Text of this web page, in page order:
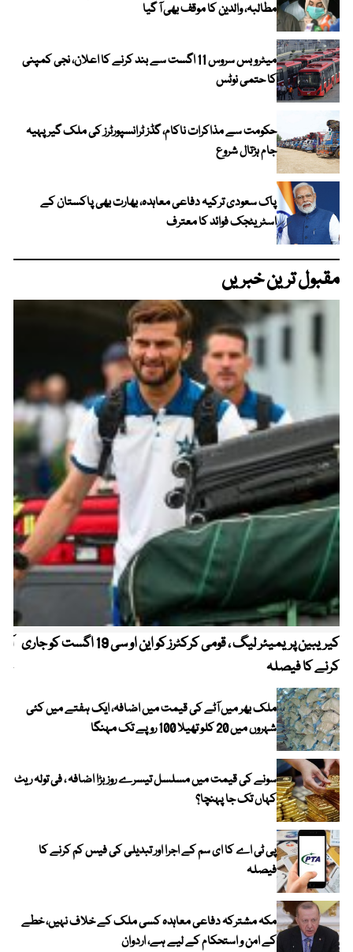
مطالبہ، والدین کا موقف بھی آ گیا
میٹرو بس سروس 11 اگست سے بند کرنے کا اعلان، نجی کمپنی
کا حتمی نوٹس
حکومت سے مذاکرات ناکام، گڈز ٹرانسپورٹرز کی ملک گیر پہیہ
جام ہڑتال شروع
پاک سعودی ترکیہ دفاعی معاہدہ، بھارت بھی پاکستان کے
اسٹریٹجک فوائد کا معترف
مقبول ترین خبریں
کیریبین پریمیئر لیگ ، قومی کرکٹرز کو این او سی 19 اگست کو جاری
کرنے کا فیصلہ
ملک بھر میں آٹے کی قیمت میں اضافہ، ایک ہفتے میں کئی
شہروں میں 20 کلو تھیلا 100 روپے تک مہنگا
سونے کی قیمت میں مسلسل تیسرے روز بڑا اضافہ ، فی تولہ ریٹ
کہاں تک جا پہنچا؟
پی ٹی اے کا ای سم کے اجرا اور تبدیلی کی فیس کم کرنے کا
فیصلہ
مکہ مشترکہ دفاعی معاہدہ کسی ملک کے خلاف نہیں، خطے
کے امن و استحکام کے لیے ہے، اردوان